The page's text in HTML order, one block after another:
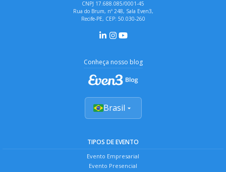
CNPJ 17.688.085/0001-45
Rua do Brum, nº 248, Sala Even3,
Recife-PE, CEP: 50.030-260
Conheça nosso blog
Brasil
TIPOS DE EVENTO
Evento Empresarial
Evento Presencial